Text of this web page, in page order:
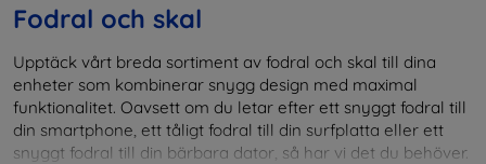
Fodral och skal
Upptäck vårt breda sortiment av fodral och skal till dina
enheter som kombinerar snygg design med maximal
funktionalitet. Oavsett om du letar efter ett snyggt fodral till
din smartphone, ett tåligt fodral till din surfplatta eller ett
snyggt fodral till din bärbara dator, så har vi det du behöver.